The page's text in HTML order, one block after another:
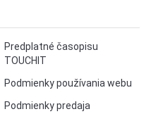
Predplatné časopisu
TOUCHIT
Podmienky používania webu
Podmienky predaja